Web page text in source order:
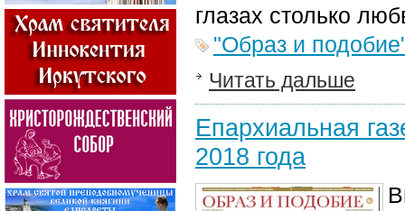
глазах столько
"Образ и
Читать дальше
Епархиальная
2018 года